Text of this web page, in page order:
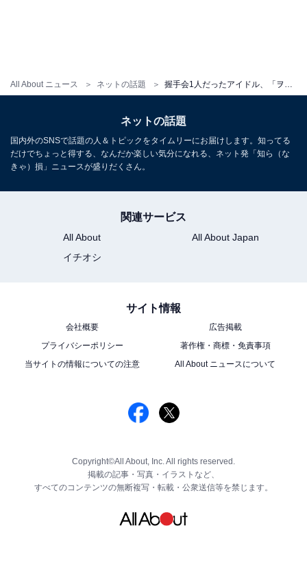
All About ニュース ネットの話題
ネットの話題
国内外のSNSで話題の人＆トピックをタイムリーにお届けします。知ってる
だけでちょっと得する、なんだか楽しい気分になれる、ネット発「知ら（な
きゃ）損」ニュースが盛りだくさん。
関連サービス
All About
All About Japan
イチオシ
サイト情報
会社概要
広告掲載
プライバシーポリシー
著作権・商標・免責事項
当サイトの情報についての注意
All About ニュースについて
Copyright©All About, Inc. All rights reserved.
掲載の記事・写真・イラストなど、
すべてのコンテンツの無断複写・転載・公衆送信等を禁じます。